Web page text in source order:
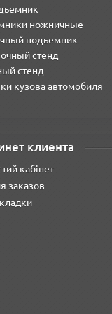
Alloid виконано
під кутом 135
куту нахилу
хвостовик, а ті, ща
закушування ріжучої
ножничные
подъемник
стенд
стенд
кузова автомобиля
клиента
кабінет
заказов